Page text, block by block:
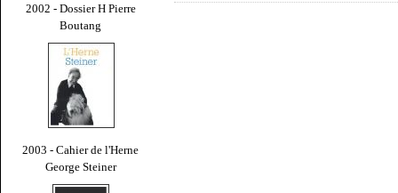
2002 - Dossier H Pierre
Boutang
2003 - Cahier de l'Herne
George Steiner